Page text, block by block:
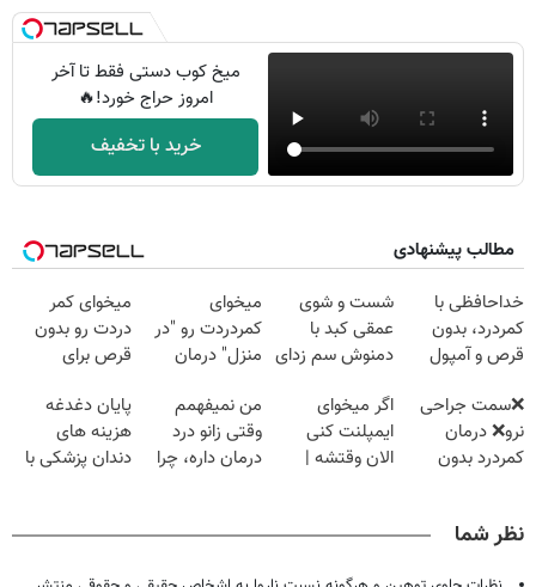
میخ کوب دستی فقط تا آخر
امروز حراج خورد!🔥
خرید با تخفیف
مطالب پیشنهادی
خداحافظی با
کمردرد، بدون
قرص و آمپول
شست و شوی
عمقی کبد با
دمنوش سم زدای
میخوای
کمردردت رو "در
منزل" درمان
◂پرسش‌نامه)
میخوای کمر
دردت رو بدون
قرص برای
کنی؟
(◂پرسش‌نامه رو
پر کن)
❌سمت جراحی
نرو❌ درمان
کمردرد بدون
اگر میخوای
ایمپلنت کنی
الان وقتشه |
من نمیفهمم
وقتی زانو درد
درمان داره، چرا
پایان دغدغه
هزینه های
دندان پزشکی با
نظر شما